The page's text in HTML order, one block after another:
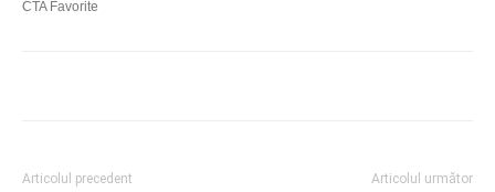
Articolul precedent Articolul următor